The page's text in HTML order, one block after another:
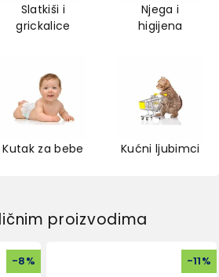
Slatkiši i
grickalice
Njega i
higijena
Kutak za bebe Kućni ljubimci
proizvodima
-8% -11%